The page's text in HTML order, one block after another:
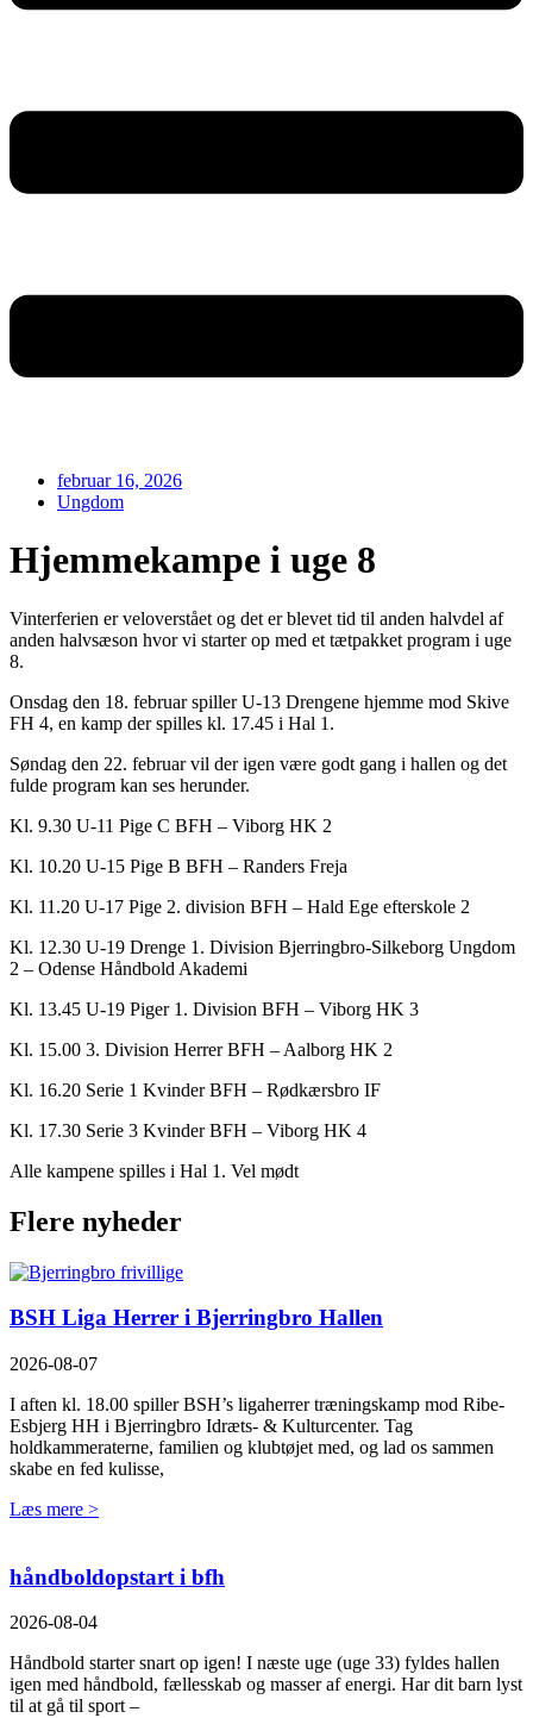
februar 16, 2026
Ungdom
Hjemmekampe i uge 8
Vinterferien er veloverstået og det er blevet tid til anden halvdel af
anden halvsæson hvor vi starter op med et tætpakket program i uge
8.
Onsdag den 18. februar spiller U-13 Drengene hjemme mod Skive
FH 4, en kamp der spilles kl. 17.45 i Hal 1.
Søndag den 22. februar vil der igen være godt gang i hallen og det
fulde program kan ses herunder.
Kl. 9.30 U-11 Pige C BFH – Viborg HK 2
Kl. 10.20 U-15 Pige B BFH – Randers Freja
Kl. 11.20 U-17 Pige 2. division BFH – Hald Ege efterskole 2
Kl. 12.30 U-19 Drenge 1. Division Bjerringbro-Silkeborg Ungdom
2 – Odense Håndbold Akademi
Kl. 13.45 U-19 Piger 1. Division BFH – Viborg HK 3
Kl. 15.00 3. Division Herrer BFH – Aalborg HK 2
Kl. 16.20 Serie 1 Kvinder BFH – Rødkærsbro IF
Kl. 17.30 Serie 3 Kvinder BFH – Viborg HK 4
Alle kampene spilles i Hal 1. Vel mødt
Flere nyheder
BSH Liga Herrer i Bjerringbro Hallen
2026-08-07
I aften kl. 18.00 spiller BSH’s ligaherrer træningskamp mod Ribe-
Esbjerg HH i Bjerringbro Idræts- & Kulturcenter. Tag
holdkammeraterne, familien og klubtøjet med, og lad os sammen
skabe en fed kulisse,
Læs mere >
håndboldopstart i bfh
2026-08-04
Håndbold starter snart op igen! I næste uge (uge 33) fyldes hallen
igen med håndbold, fællesskab og masser af energi. Har dit barn lyst
til at gå til sport –